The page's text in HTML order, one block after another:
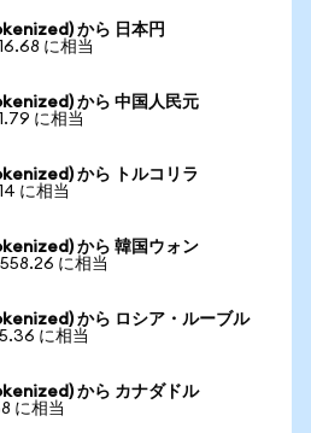
から 日本円
に相当
から 中国人民元
に相当
から トルコリラ
に相当
から 韓国ウォン
に相当
から ロシア・ルーブル
に相当
から カナダドル
に相当